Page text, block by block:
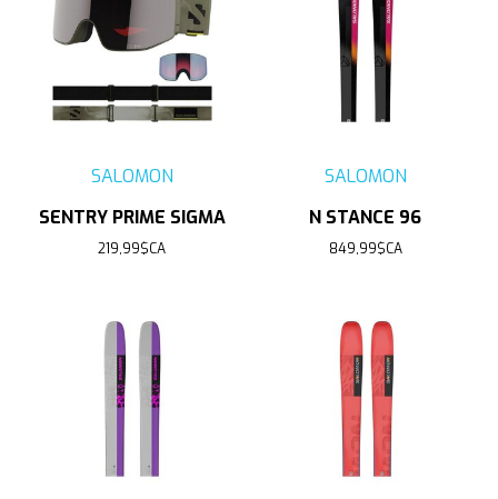
SALOMON
SENTRY PRIME SIGMA
219,99$CA
SALOMON
N STANCE 96
849,99$CA